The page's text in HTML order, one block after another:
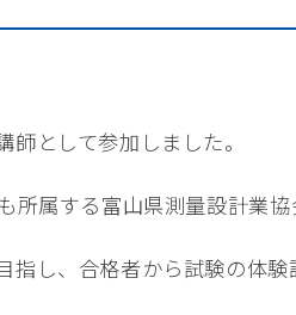
師として参加しました。
所属する富山県測量設計業
指し、合格者から試験の体